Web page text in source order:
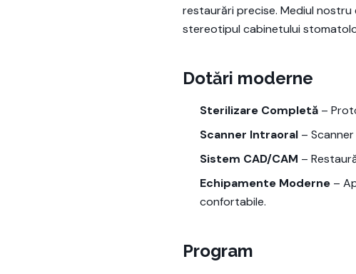
restaurări precise. Mediul
stereotipul cabinetului
Dotări moderne
Sterilizare Completă –
Scanner Intraoral –
Sistem CAD/CAM –
Echipamente Moderne –
confortabile.
Program